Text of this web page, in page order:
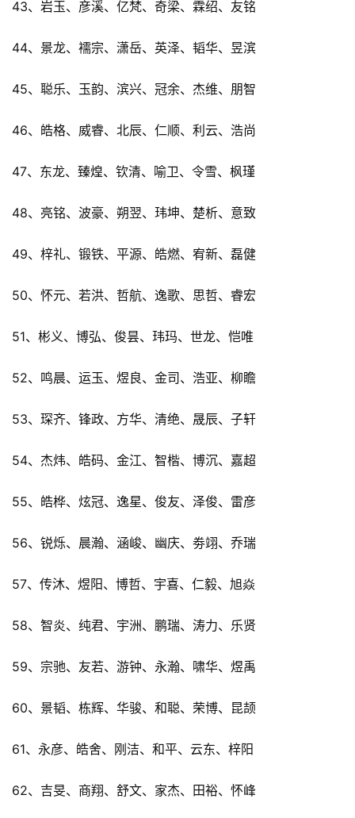
43、岩玉、彦溪、亿梵、奇梁、霖绍、友铭
44、景龙、襦宗、潇岳、英泽、韬华、昱滨
45、聪乐、玉韵、滨兴、冠余、杰维、朋智
46、皓格、威睿、北辰、仁顺、利云、浩尚
47、东龙、臻煌、钦清、喻卫、令雪、枫瑾
48、亮铭、波豪、朔翌、玮坤、楚析、意致
49、梓礼、锻铁、平源、皓燃、宥新、磊健
50、怀元、若洪、哲航、逸歌、思哲、睿宏
51、彬义、博弘、俊昙、玮玛、世龙、恺唯
52、鸣晨、运玉、煜良、金司、浩亚、柳瞻
53、琛齐、锋政、方华、清绝、晟辰、子轩
54、杰炜、皓码、金江、智楷、博沉、嘉超
55、皓桦、炫冠、逸星、俊友、泽俊、雷彦
56、锐烁、晨瀚、涵峻、幽庆、劵翊、乔瑞
57、传沐、煜阳、博哲、宇喜、仁毅、旭焱
58、智炎、纯君、宇洲、鹏瑞、涛力、乐贤
59、宗驰、友若、游钟、永瀚、啸华、煜禹
60、景韬、栋辉、华骏、和聪、荣博、昆颉
61、永彦、皓舍、刚洁、和平、云东、梓阳
62、吉旻、商翔、舒文、家杰、田裕、怀峰